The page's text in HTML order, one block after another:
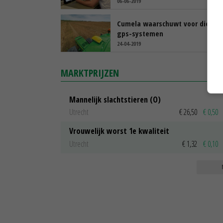
Cumela waarschuwt voor diefstal
gps-systemen
24-04-2019
MARKTPRIJZEN
Mannelijk slachtstieren (O)
Utrecht
€ 26,50 € 0,50
Vrouwelijk worst 1e kwaliteit
Utrecht
€ 1,32 € 0,10